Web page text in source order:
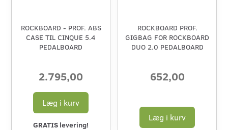
ROCKBOARD - PROF. ABS
CASE TIL CINQUE 5.4
PEDALBOARD
2.795,00
Læg i kurv
GRATIS levering!
ROCKBOARD PROF.
GIGBAG FOR ROCKBOARD
DUO 2.0 PEDALBOARD
652,00
Læg i kurv